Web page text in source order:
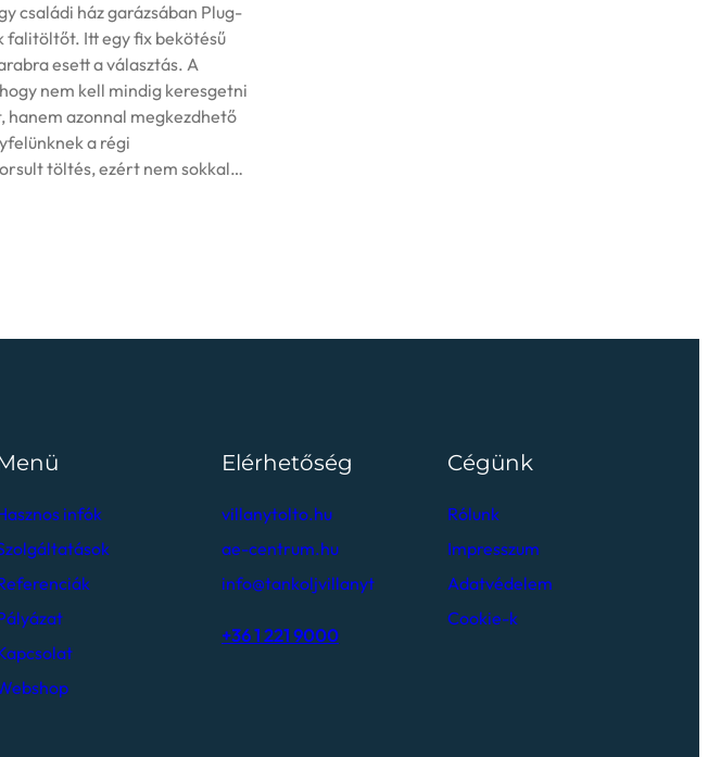
családi ház garázsában Plug-
falitöltőt. Itt egy fix bekötésű
esett a választás. A
nem kell mindig keresgetni
azonnal megkezdhető
a régi
töltés, ezért nem sokkal…
infók
Elérhetőség
villanytolto.hu
ae-centrum.hu
info@tankoljvillanyt
+36 1 221 9000
Cégünk
Rólunk
Impresszum
Adatvédelem
Cookie-k